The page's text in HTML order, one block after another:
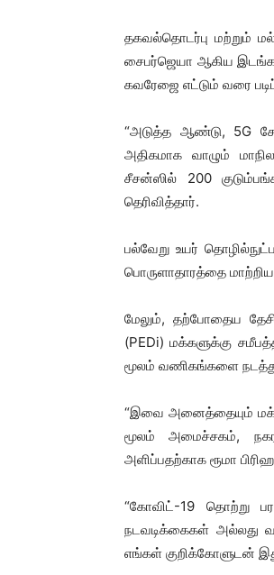
தகவல்தொடர்பு மற்றும்
சைபர்ஜெயா ஆகிய
கவரேஜை எட்டும் வரை
“அடுத்த ஆண்டு, 5G
அதிகமாக வாழும்
சீசன்ஸில் 200
தெரிவித்தார்.
பல்வேறு உயர்
பொருளாதாரத்தை
மேலும், தற்போதைய
(PEDi) மக்களுக்கு
மூலம் வணிகங்களை
“இவை அனைத்தையும்
மூலம் அமைச்சகம், நகர
அளிப்பதற்காக ரூமா
“கோவிட்-19 தொற்று
நடவடிக்கைகள் அல்லது
எங்கள் குறிக்கோளுடன்